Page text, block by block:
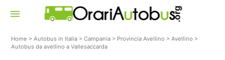
menu
Home >Autobus in Italia >Campania > Provincia Avellino >Avellino >
Autobus da avellino a Vallesaccarda